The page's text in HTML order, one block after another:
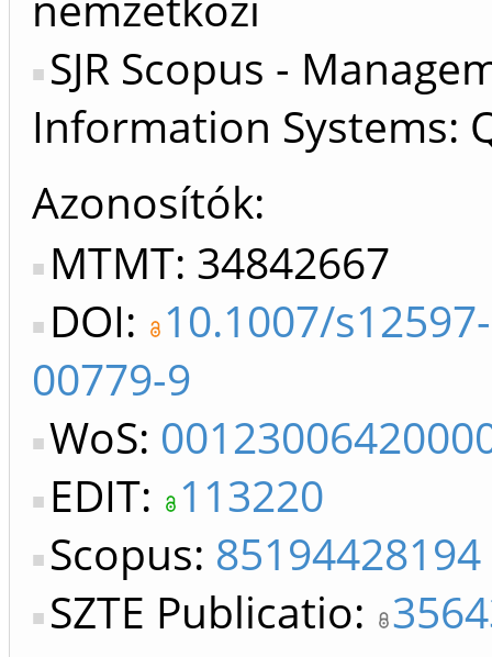
SJR Scopus -
Information Systems:
Azonosítók
MTMT: 34842667
DOI: 10.1007/
00779-9
WoS:
EDIT: 113220
Scopus: 85194428194
SZTE Publicatio: